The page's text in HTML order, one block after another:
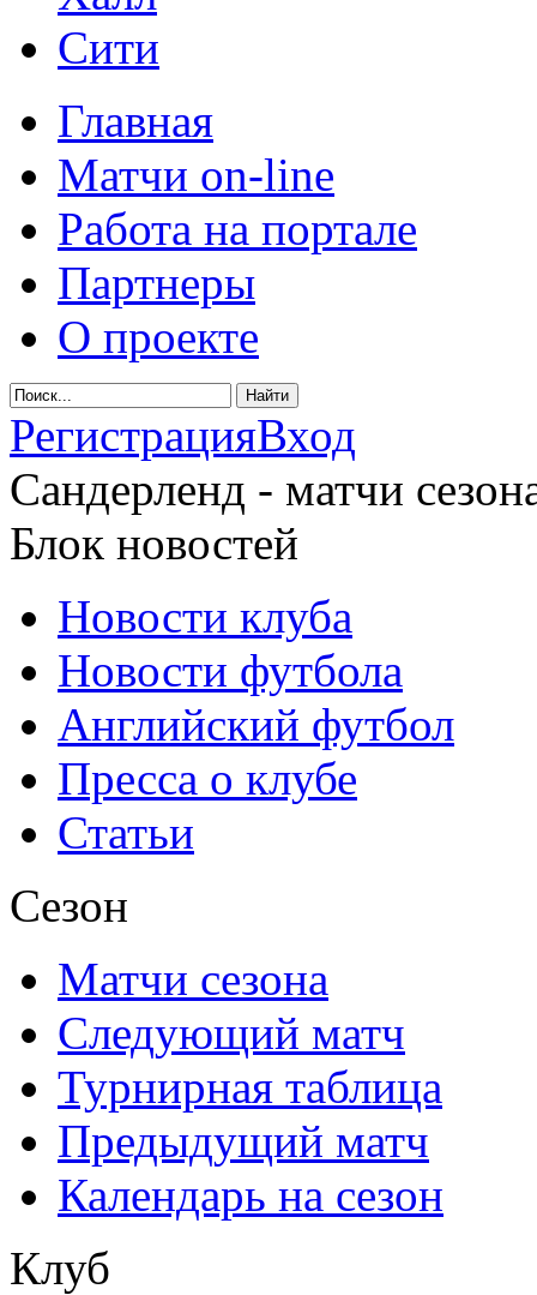
Главная
Матчи on-line
Работа на портале
Партнеры
О проекте
РегистрацияВход
Сандерленд - матчи
Блок новостей
Новости клуба
Новости футбола
Английский футбол
Пресса о клубе
Статьи
Сезон
Матчи сезона
Следующий матч
Турнирная таблица
Предыдущий матч
Календарь на сезон
Клуб